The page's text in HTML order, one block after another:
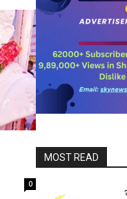
0
MOST READ